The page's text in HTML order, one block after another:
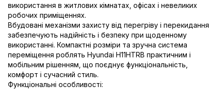
використання в житлових кімнатах, офісах і невеликих
робочих приміщеннях.
Вбудовані механізми захисту від перегріву і перекидання
забезпечують надійність і безпеку при щоденному
використанні. Компактні розміри та зручна система
переміщення роблять Hyundai H11HTRB практичним і
мобільним рішенням, що поєднує функціональність,
комфорт і сучасний стиль.
Функціональні особливості: